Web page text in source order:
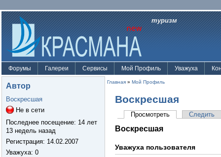
туризм
Форумы Галереи Сервисы Мой Профиль Уважуха
Автор
Воскресшая
Не в сети
Последнее посещение: 14 лет
13 недель назад
Регистрация: 14.02.2007
Уважуха: 0
Главная » Мой Профиль
Воскресшая
Просмотреть Следить
Воскресшая
Уважуха пользователя